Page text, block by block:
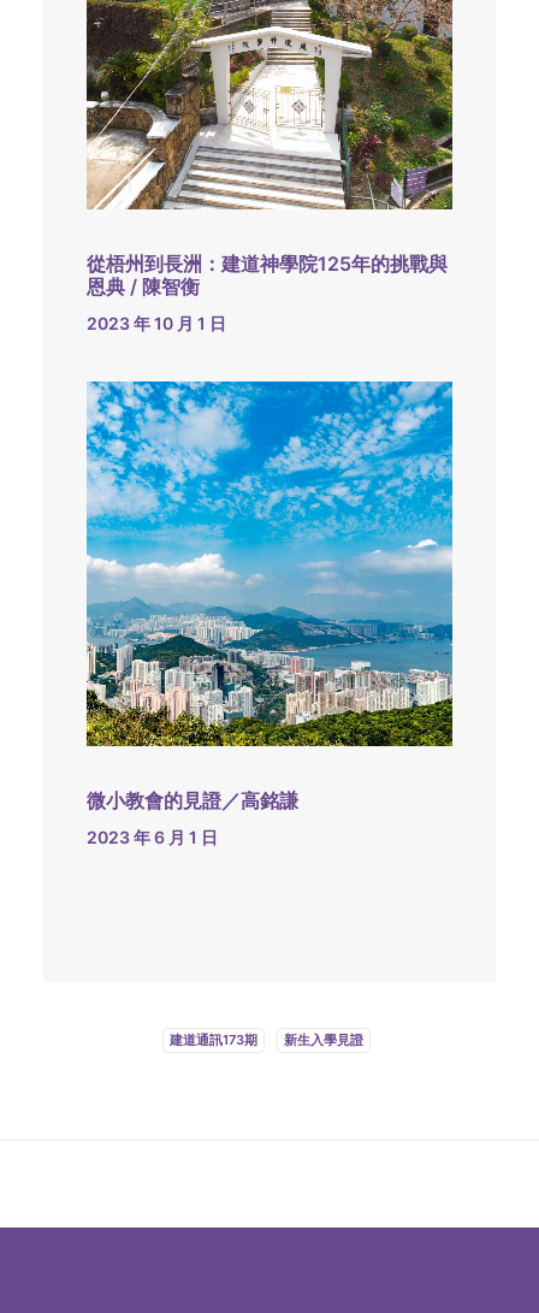
從梧州到長洲：建道神學院125年的挑戰與
恩典 / 陳智衡
2023 年 10 月 1 日
微小教會的見證／高銘謙
2023 年 6 月 1 日
建道通訊173期 新生入學見證